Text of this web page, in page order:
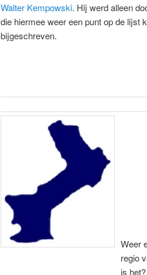
Walter Kempowski. Hij werd alleen
die hiermee weer een punt op de lijst
bijgeschreven.
Weer
regio
is